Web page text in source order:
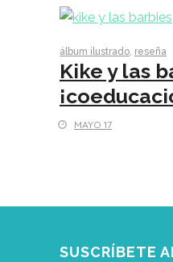
álbum ilustrado, reseña
Kike y las
MAYO 17
SUSCRÍBETE